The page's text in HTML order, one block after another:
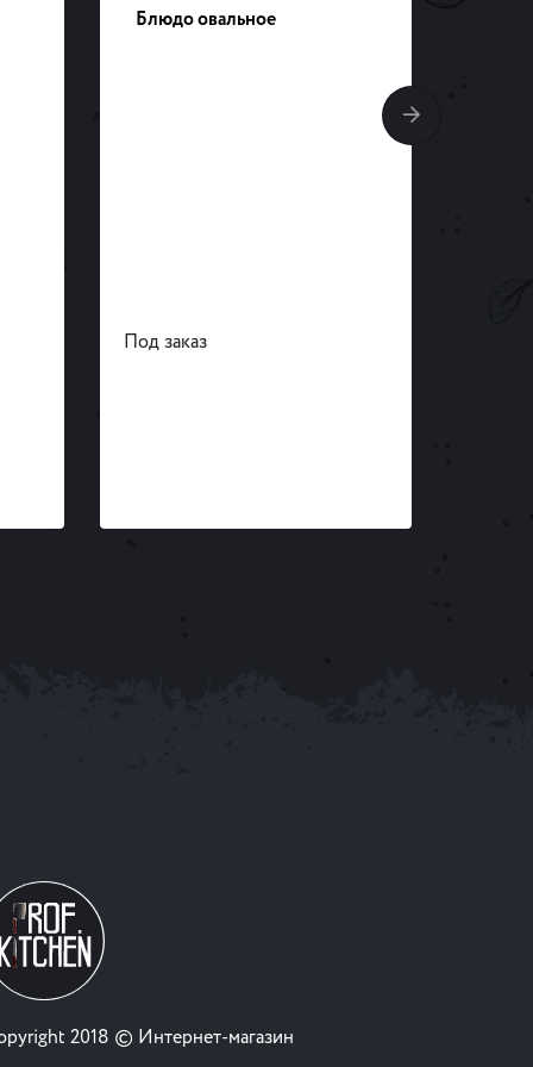
Блюдо овальное
Под заказ
2018 © Интернет-магазин